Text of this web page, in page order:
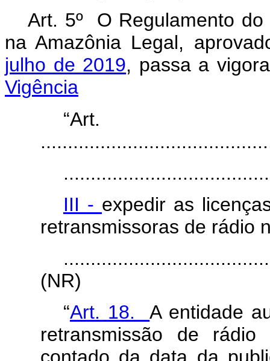
Art. 5º O Regulamento
na Amazônia Legal,
julho de 2019, passa a
Vigência
III - expedir as
retransmissoras de rádio
(NR)
“Art. 18.A entidade
retransmissão de